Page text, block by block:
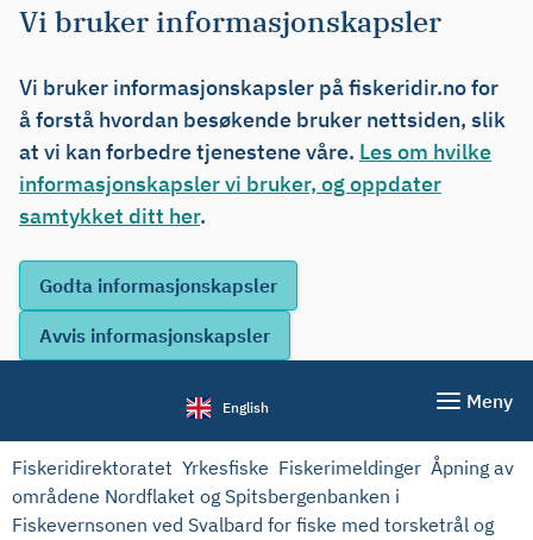
Vi bruker informasjonskapsler
Vi bruker informasjonskapsler på fiskeridir.no for
å forstå hvordan besøkende bruker nettsiden, slik
at vi kan forbedre tjenestene våre. Les om hvilke
informasjonskapsler vi bruker, og oppdater
samtykket ditt her.
English Meny
Fiskeridirektoratet Yrkesfiske Fiskerimeldinger Åpning av
områdene Nordflaket og Spitsbergenbanken i
Fiskevernsonen ved Svalbard for fiske med torsketrål og